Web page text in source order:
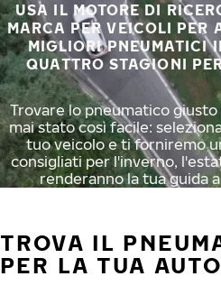
USA IL MOTORE DI
MARCA PER VEICOLI PER
MIGLIORI PNEUMATICI
QUATTRO STAGIONI
Trovare lo pneumatico
mai stato così facile:
tuo veicolo e ti forniremo
consigliati per l'inverno,
renderanno la tua guida
TROVA IL
PER LA TUA